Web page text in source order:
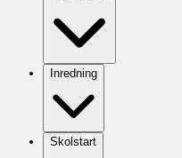
Inredning
Skolstart